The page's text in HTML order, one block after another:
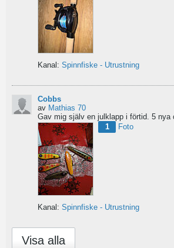
Kanal: Spinnfiske - Utrustning
Cobbs
av Mathias 70
1
Foto
Kanal: Spinnfiske - Utrustning
Visa alla